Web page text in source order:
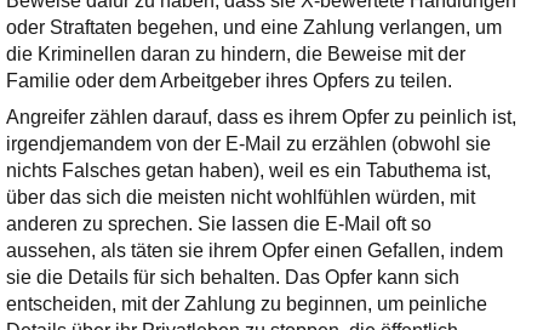
oder Straftaten begehen, und eine Zahlung verlangen, um
die Kriminellen daran zu hindern, die Beweise mit der
Familie oder dem Arbeitgeber ihres Opfers zu teilen.
Angreifer zählen darauf, dass es ihrem Opfer zu peinlich ist,
irgendjemandem von der E-Mail zu erzählen (obwohl sie
nichts Falsches getan haben), weil es ein Tabuthema ist,
über das sich die meisten nicht wohlfühlen würden, mit
anderen zu sprechen. Sie lassen die E-Mail oft so
aussehen, als täten sie ihrem Opfer einen Gefallen, indem
sie die Details für sich behalten. Das Opfer kann sich
entscheiden, mit der Zahlung zu beginnen, um peinliche